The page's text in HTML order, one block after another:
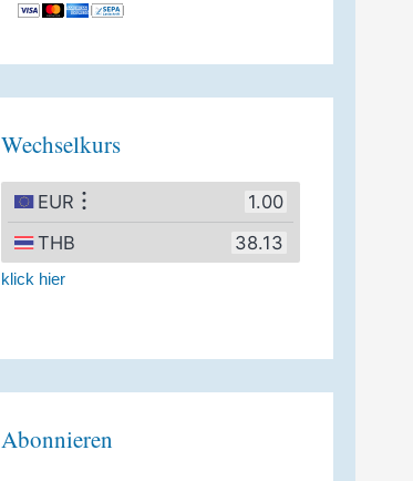
Wechselkurs
klick hier
Abonnieren